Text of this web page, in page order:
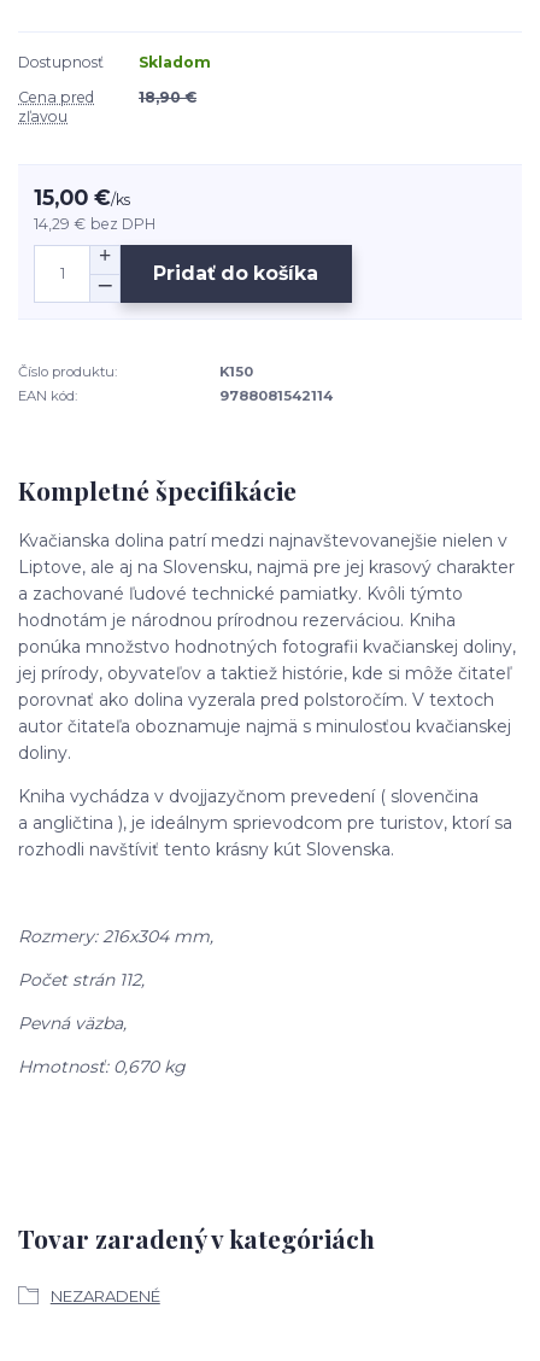
Dostupnosť
Skladom
Cena pred
zľavou
18,90 €
15,00 €/ks
14,29 € bez DPH
Pridať do košíka
Číslo produktu:
K150
EAN kód:
9788081542114
Kompletné špecifikácie
Kvačianska dolina patrí medzi najnavštevovanejšie nielen v
Liptove, ale aj na Slovensku, najmä pre jej krasový charakter
a zachované ľudové technické pamiatky. Kvôli týmto
hodnotám je národnou prírodnou rezerváciou. Kniha
ponúka množstvo hodnotných fotografii kvačianskej doliny,
jej prírody, obyvateľov a taktiež histórie, kde si môže čitateľ
porovnať ako dolina vyzerala pred polstoročím. V textoch
autor čitateľa oboznamuje najmä s minulosťou kvačianskej
doliny.
Kniha vychádza v dvojjazyčnom prevedení ( slovenčina
a angličtina ), je ideálnym sprievodcom pre turistov, ktorí sa
rozhodli navštíviť tento krásny kút Slovenska.
Rozmery: 216x304 mm,
Počet strán 112,
Pevná väzba,
Hmotnosť: 0,670 kg
Tovar zaradený v kategóriách
NEZARADENÉ